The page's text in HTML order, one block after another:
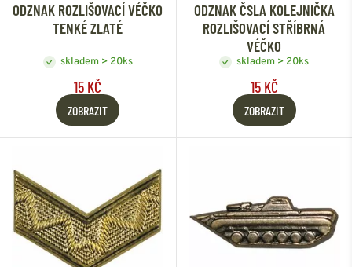
ODZNAK ROZLIŠOVACÍ VÉČKO
TENKÉ ZLATÉ
skladem > 20ks
15 KČ
ZOBRAZIT
ODZNAK ČSLA KOLEJNIČKA
ROZLIŠOVACÍ STŘÍBRNÁ
VÉČKO
skladem > 20ks
15 KČ
ZOBRAZIT